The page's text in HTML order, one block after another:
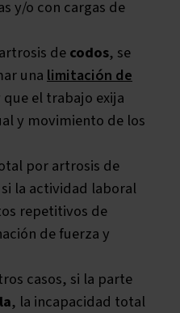
y/o con cargas de
decodos, se
una limitación de
que el trabajo exija
y movimiento de los
por artrosis de
la actividad laboral
repetitivos de
de fuerza y
casos, si la parte
, la incapacidad total